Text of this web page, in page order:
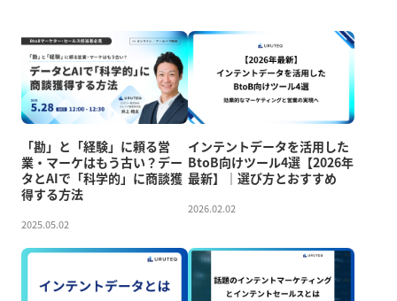
「勘」と「経験」に頼る営
業・マーケはもう古い？デー
タとAIで「科学的」に商談獲
得する方法
2025.05.02
インテントデータを活用した
BtoB向けツール4選【2026年
最新】｜選び方とおすすめ
2026.02.02